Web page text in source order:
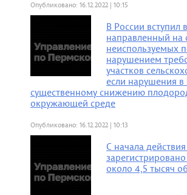
Опубликовано: 16.12.2022 | 10:15
В России вступил
направленный на
неиспользуемых
нарушением
участков
если нарушения в
существенному снижению
окружающей среде
Опубликовано: 16.12.2022 | 10:13
С начала
около 4,5 тысяч